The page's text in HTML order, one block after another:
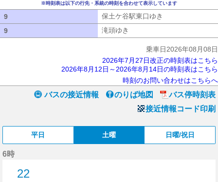
※時刻表は以下の行先・系統の時刻を合わせて表示しています
9 保土ケ谷駅東口ゆき
9
滝頭ゆき
乗車日2026年08月08日
2026年7月27日改正の時刻表はこちら
2026年8月12日～2026年8月14日の時刻表はこちら
時刻のお問い合わせはこちらへ
バスの接近情報 のりば地図
バス停時刻表
接近情報コード印刷
平日 土曜 日曜/祝日
6時
22